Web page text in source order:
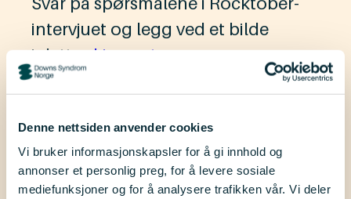
Denne nettsiden anvender cookies
Vi bruker informasjonskapsler for å gi innhold og
annonser et personlig preg, for å levere sosiale
mediefunksjoner og for å analysere trafikken vår. Vi deler
intervjuet og legg ved et bilde
i detteskjemaet.
Vær med i trekningen av
kinogavekort